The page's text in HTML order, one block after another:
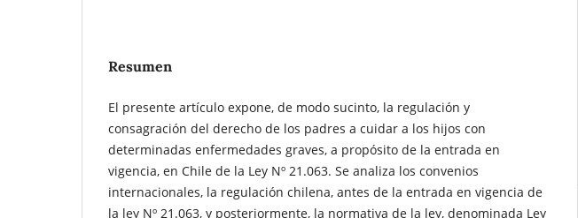
Resumen
El presente artículo expone, de modo sucinto, la regulación y
consagración del derecho de los padres a cuidar a los hijos con
determinadas enfermedades graves, a propósito de la entrada en
vigencia, en Chile de la Ley Nº 21.063. Se analiza los convenios
internacionales, la regulación chilena, antes de la entrada en vigencia de
la ley Nº 21.063, y posteriormente, la normativa de la ley, denominada Ley